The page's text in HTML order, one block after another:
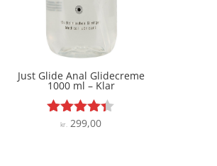
Just Glide Anal Glidecreme
1000 ml – Klar
Vurderet
kr. 299,00